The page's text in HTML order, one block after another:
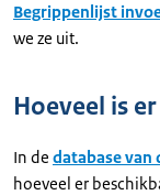
Begrippenlijst
we ze uit.
Hoeveel is
In de database van
hoeveel er